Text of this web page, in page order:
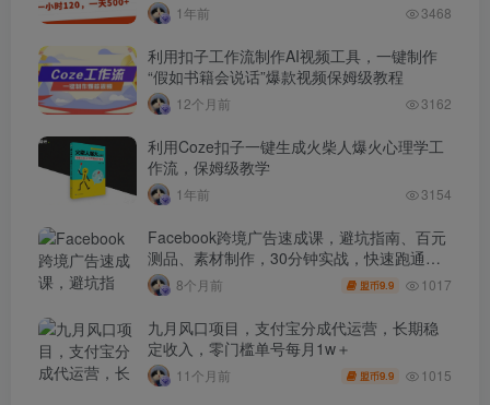
1年前 3468
利用扣子工作流制作AI视频工具，一键制作
“假如书籍会说话”爆款视频保姆级教程
12个月前 3162
利用Coze扣子一键生成火柴人爆火心理学工
作流，保姆级教学
1年前 3154
Facebook跨境广告速成课，避坑指南、百元
测品、素材制作，30分钟实战，快速跑通首
单出单8个月前 盟币9.9 1017
九月风口项目，支付宝分成代运营，长期稳
定收入，零门槛单号每月1w＋
11个月前 盟币9.9 1015